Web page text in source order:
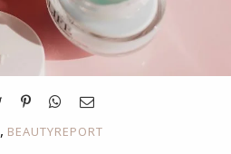
, BEAUTYREPORT